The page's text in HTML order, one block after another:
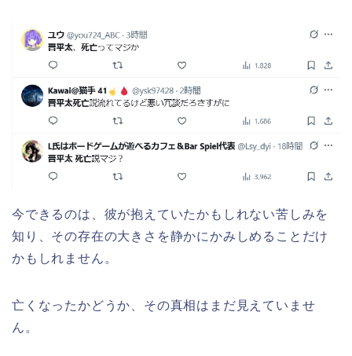
今できるのは、彼が抱えていたかもしれない苦しみを
知り、その存在の大きさを静かにかみしめることだけ
かもしれません。
亡くなったかどうか、その真相はまだ見えていませ
ん。